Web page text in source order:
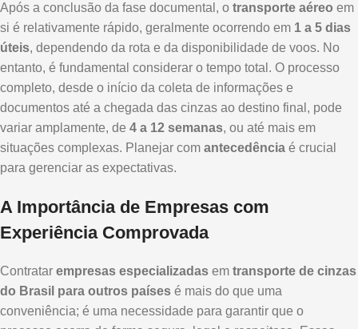
Após a conclusão da fase documental, o transporte aéreo em
si é relativamente rápido, geralmente ocorrendo em 1 a 5 dias
úteis, dependendo da rota e da disponibilidade de voos. No
entanto, é fundamental considerar o tempo total. O processo
completo, desde o início da coleta de informações e
documentos até a chegada das cinzas ao destino final, pode
variar amplamente, de 4 a 12 semanas, ou até mais em
situações complexas. Planejar com antecedência é crucial
para gerenciar as expectativas.
A Importância de Empresas com
Experiência Comprovada
Contratar empresas especializadas em transporte de cinzas
do Brasil para outros países é mais do que uma
conveniência; é uma necessidade para garantir que o